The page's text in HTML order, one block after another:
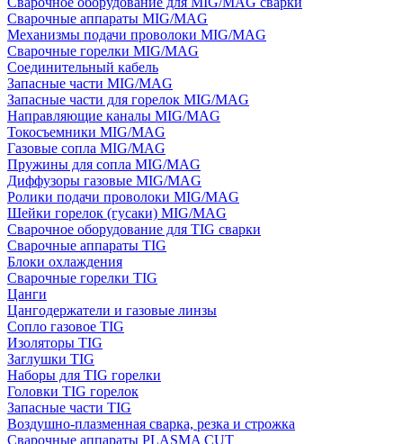
Сварочные аппараты MIG/MAG
Механизмы подачи проволоки MIG/MAG
Сварочные горелки MIG/MAG
Соединительный кабель
Запасные части MIG/MAG
Запасные части для горелок MIG/MAG
Направляющие каналы MIG/MAG
Токосъемники MIG/MAG
Газовые сопла MIG/MAG
Пружины для сопла MIG/MAG
Диффузоры газовые MIG/MAG
Ролики подачи проволоки MIG/MAG
Шейки горелок (гусаки) MIG/MAG
Сварочное оборудование для TIG сварки
Сварочные аппараты TIG
Блоки охлаждения
Сварочные горелки TIG
Цанги
Цангодержатели и газовые линзы
Сопло газовое TIG
Изоляторы TIG
Заглушки TIG
Наборы для TIG горелки
Головки TIG горелок
Запасные части TIG
Воздушно-плазменная сварка, резка и строжка
Сварочные аппараты PLASMA CUT